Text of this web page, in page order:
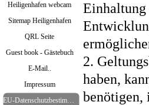
Heiligenhafen webcam
Sitemap Heiligenhafen
QRL Seite
Guest book - Gästebuch
E-Mail..
Impressum
EU-Datenschutzbestimmungen Mai 2018
Einhaltung
2.
haben,
benötigen,